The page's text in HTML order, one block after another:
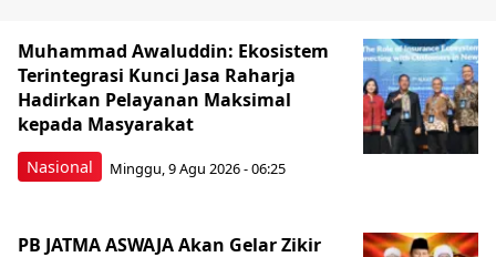
Nasional
Muhammad Awaluddin: Ekosistem
Terintegrasi Kunci Jasa Raharja
Hadirkan Pelayanan Maksimal
kepada Masyarakat
Minggu, 9 Agu 2026 - 06:25
PB JATMA ASWAJA Akan Gelar Zikir